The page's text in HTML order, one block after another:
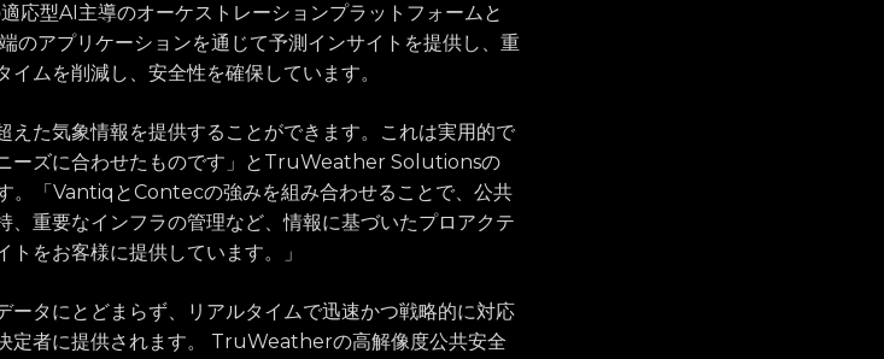
型AI主導のオーケストレーションプラットフォームと
のアプリケーションを通じて予測インサイトを提供し、重
ムを削減し、安全性を確保しています。
えた気象情報を提供することができます。これは実用的で
ーズに合わせたものです」とTruWeather Solutionsの
「VantiqとContecの強みを組み合わせることで、公共
重要なインフラの管理など、情報に基づいたプロアクテ
をお客様に提供しています。」
ータにとどまらず、リアルタイムで迅速かつ戦略的に対応
定者に提供されます。 TruWeatherの高解像度公共安全